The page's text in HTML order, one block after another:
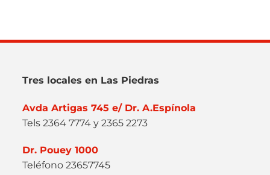
Tres locales en Las Piedras
Avda Artigas 745 e/ Dr. A.Espínola
Tels 2364 7774 y 2365 2273
Dr. Pouey 1000
Teléfono 23657745